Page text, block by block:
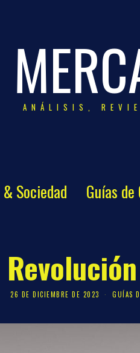
ANÁLISIS,
Sociedad Guías de
26 DE DICIEMBRE DE 2023 GUÍAS